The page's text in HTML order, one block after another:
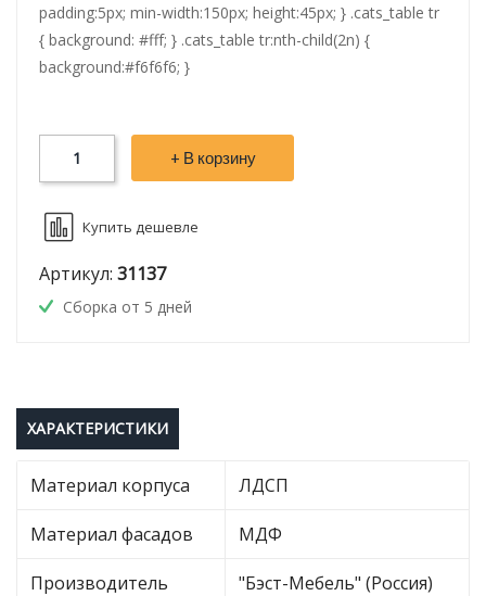
padding:5px; min-width:150px; height:45px; } .cats_table tr
{ background: #fff; } .cats_table tr:nth-child(2n) {
background:#f6f6f6; }
+ В корзину
Купить дешевле
Артикул: 31137
Сборка от 5 дней
ХАРАКТЕРИСТИКИ
Материал корпуса ЛДСП
Материал фасадов МДФ
Производитель "Бэст-Мебель" (Россия)